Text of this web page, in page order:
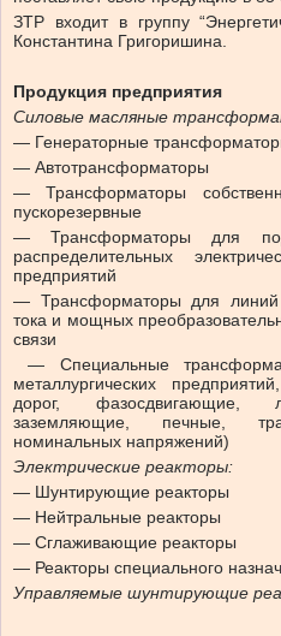
ЗТР входит в группу
Константина Григоришина.
Продукция предприятия
Силовые масляные
— Генераторные
— Автотрансформаторы
— Трансформаторы
пускорезервные
— Трансформаторы для
распределительных
предприятий
— Трансформаторы для линий
тока и мощных
связи
— Специальные
металлургических
дорог, фазосдвигающие,
заземляющие, печные,
номинальных напряжений)
Электрические реакторы:
— Шунтирующие реакторы
— Нейтральные реакторы
— Сглаживающие реакторы
— Реакторы специального
Управляемые шунтирующие